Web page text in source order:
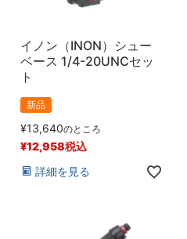
イノン（INON）シュー
ベース 1/4-20UNCセッ
ト
新品
¥13,640のところ
¥12,958税込
詳細を見る